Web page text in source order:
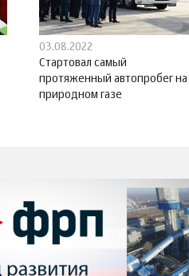
03.08.2022
Стартовал самый
протяженный автопробег на
природном газе